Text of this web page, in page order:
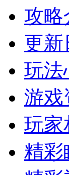
攻略
更新
玩法
游戏
玩家
精彩